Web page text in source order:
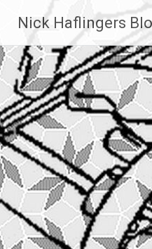
Inhalt
springen
Nick Haflingers